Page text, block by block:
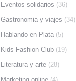
Eventos solidarios (36)
Gastronomia y viajes (34)
Hablando en Plata (5)
Kids Fashion Club (19)
Literatura y arte (28)